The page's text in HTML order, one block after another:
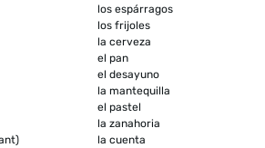
los espárragos
los frijoles
la cerveza
el pan
el desayuno
la mantequilla
el pastel
la zanahoria
la cuenta